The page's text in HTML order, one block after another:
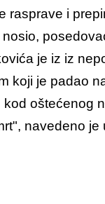
rasprave i
je iz iz
koji je padao
oštećenog
navedeno je